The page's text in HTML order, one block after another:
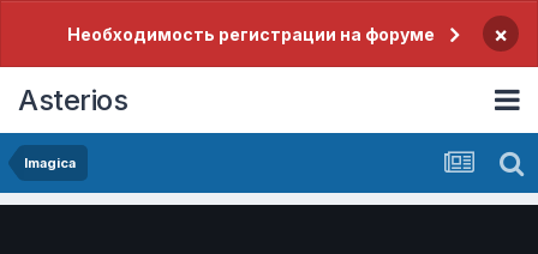
Необходимость регистрации на форуме ×
Asterios
Imagica